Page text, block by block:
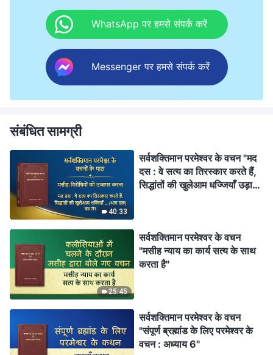
WhatsApp पर हमसे संपर्क करें
Messenger पर हमसे संपर्क करें
संबंधित सामग्री
40:33
सर्वशक्तिमान परमेश्वर के वचन "मद
दस : वे सत्य का तिरस्कार करते हैं,
सिद्धांतों की खुलेआम धज्जियाँ उड़ाते
25:45
सर्वशक्तिमान परमेश्वर के वचन
"मसीह न्याय का कार्य सत्य के साथ
करता है"
सर्वशक्तिमान परमेश्वर के वचन
"संपूर्ण ब्रह्मांड के लिए परमेश्वर के
वचन : अध्याय 6"